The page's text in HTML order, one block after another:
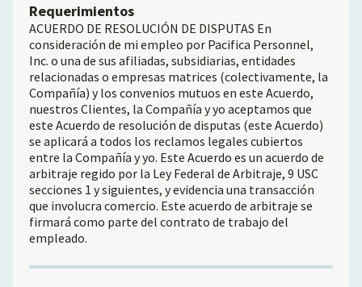
Requerimientos
ACUERDO DE RESOLUCIÓN DE DISPUTAS En
consideración de mi empleo por Pacifica Personnel,
Inc. o una de sus afiliadas, subsidiarias, entidades
relacionadas o empresas matrices (colectivamente, la
Compañía) y los convenios mutuos en este Acuerdo,
nuestros Clientes, la Compañía y yo aceptamos que
este Acuerdo de resolución de disputas (este Acuerdo)
se aplicará a todos los reclamos legales cubiertos
entre la Compañía y yo. Este Acuerdo es un acuerdo de
arbitraje regido por la Ley Federal de Arbitraje, 9 USC
secciones 1 y siguientes, y evidencia una transacción
que involucra comercio. Este acuerdo de arbitraje se
firmará como parte del contrato de trabajo del
empleado.